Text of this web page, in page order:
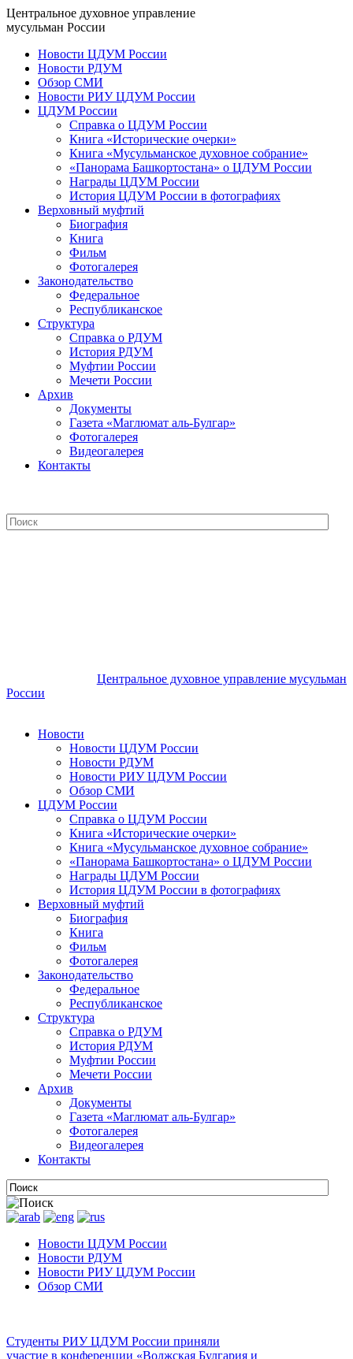
Центральное духовное управление
мусульман России
Новости ЦДУМ России
Новости РДУМ
Обзор СМИ
Новости РИУ ЦДУМ России
ЦДУМ России
Справка о ЦДУМ России
Книга «Исторические очерки»
Книга «Мусульманское духовное собрание»
«Панорама Башкортостана» о ЦДУМ России
Награды ЦДУМ России
История ЦДУМ России в фотографиях
Верховный муфтий
Биография
Книга
Фильм
Фотогалерея
Законодательство
Федеральное
Республиканское
Структура
Справка о РДУМ
История РДУМ
Муфтии России
Мечети России
Архив
Документы
Газета «Маглюмат аль-Булгар»
Фотогалерея
Видеогалерея
Контакты
Центральное духовное управление мусульман
России
Новости
Новости ЦДУМ России
Новости РДУМ
Новости РИУ ЦДУМ России
Обзор СМИ
ЦДУМ России
Справка о ЦДУМ России
Книга «Исторические очерки»
Книга «Мусульманское духовное собрание»
«Панорама Башкортостана» о ЦДУМ России
Награды ЦДУМ России
История ЦДУМ России в фотографиях
Верховный муфтий
Биография
Книга
Фильм
Фотогалерея
Законодательство
Федеральное
Республиканское
Структура
Справка о РДУМ
История РДУМ
Муфтии России
Мечети России
Архив
Документы
Газета «Маглюмат аль-Булгар»
Фотогалерея
Видеогалерея
Контакты
Новости ЦДУМ России
Новости РДУМ
Новости РИУ ЦДУМ России
Обзор СМИ
Студенты РИУ ЦДУМ России приняли
участие в конференции «Волжская Булгария и